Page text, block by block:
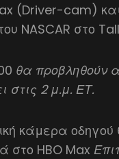
(Driver-cam)
NASCAR στο
θα προβληθούν
στις 2 μ.μ. ΕΤ.
κάμερα οδηγού
στο HBO Max